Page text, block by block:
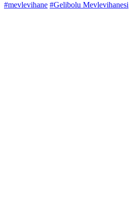
#mevlevihane #Gelibolu Mevlevihanesi